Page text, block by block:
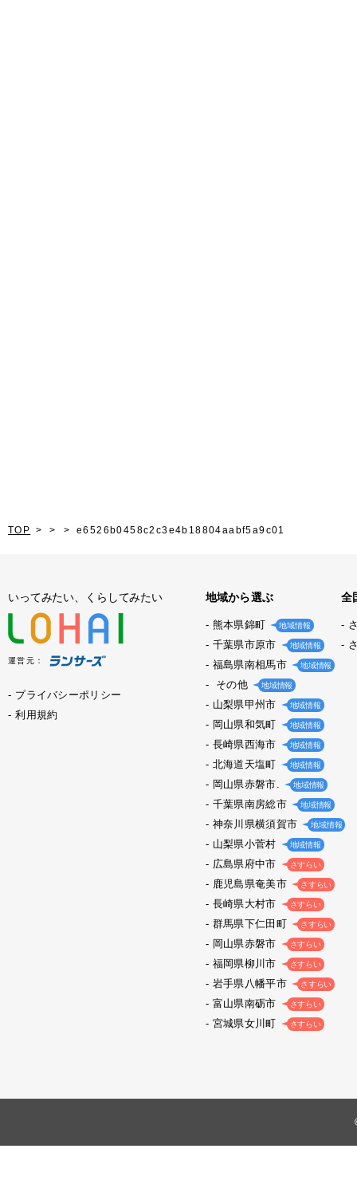
TOP e6526b0458c2c3e4b18804aabf5a9c01
いってみたい、くらしてみたい
運営元：
プライバシーポリシー
利用規約
地域から選ぶ
熊本県錦町 地域情報
千葉県市原市 地域情報
福島県南相馬市 地域情報
その他 地域情報
山梨県甲州市 地域情報
岡山県和気町 地域情報
長崎県西海市 地域情報
北海道天塩町 地域情報
岡山県赤磐市. 地域情報
千葉県南房総市 地域情報
神奈川県横須賀市 地域情報
山梨県小菅村 地域情報
広島県府中市 さすらい
鹿児島県奄美市 さすらい
長崎県大村市 さすらい
群馬県下仁田町 さすらい
岡山県赤磐市 さすらい
福岡県柳川市 さすらい
岩手県八幡平市 さすらい
富山県南砺市 さすらい
宮城県女川町 さすらい
全